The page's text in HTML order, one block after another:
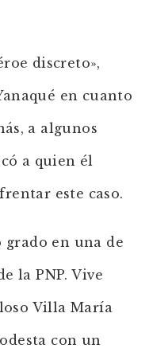
discreto»,
en cuanto
a algunos
a quien él
este caso.
en una de
la PNP. Vive
Villa María
con un